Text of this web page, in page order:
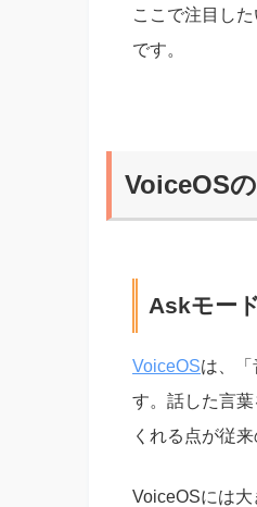
ここで注目し
です。
VoiceOS
Askモー
VoiceOSは、
す。話した言
くれる点が従
VoiceOSには